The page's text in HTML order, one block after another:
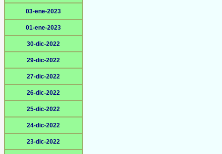
03-ene-2023
01-ene-2023
30-dic-2022
29-dic-2022
27-dic-2022
26-dic-2022
25-dic-2022
24-dic-2022
23-dic-2022